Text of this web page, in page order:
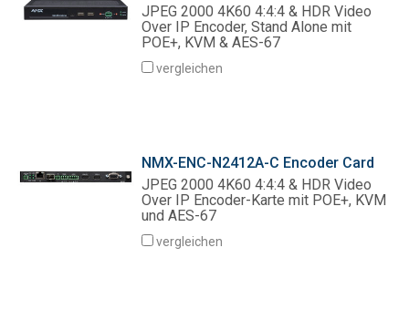
JPEG 2000 4K60 4:4:4 & HDR Video
Over IP Encoder, Stand Alone mit
POE+, KVM & AES-67
vergleichen
NMX-ENC-N2412A-C Encoder Card
JPEG 2000 4K60 4:4:4 & HDR Video
Over IP Encoder-Karte mit POE+, KVM
und AES-67
vergleichen